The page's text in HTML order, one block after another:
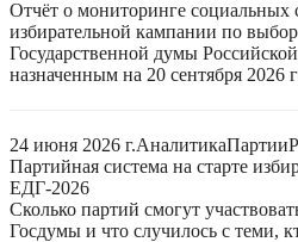
Отчёт о мониторинге социальных
избирательной кампании по
Государственной думы
назначенным на 20 сентября 2026
24 июня 2026 г.АналитикаПартии
Партийная система на старте
ЕДГ-2026
Сколько партий смогут
Госдумы и что случилось с теми,